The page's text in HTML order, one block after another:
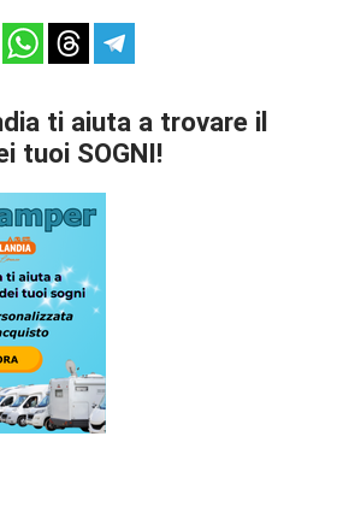
ti aiuta a trovare il
tuoi SOGNI!